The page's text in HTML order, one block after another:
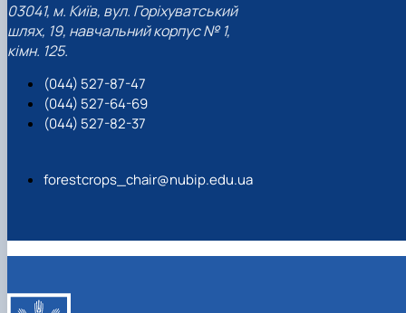
03041, м. Київ, вул. Горіхуватський
шлях, 19, навчальний корпус № 1,
кімн. 125.
(044) 527-87-47
(044) 527-64-69
(044) 527-82-37
forestcrops_chair@nubip.edu.ua